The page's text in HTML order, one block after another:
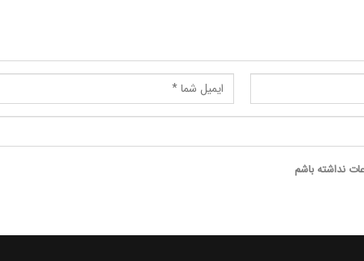
نداشته باشم